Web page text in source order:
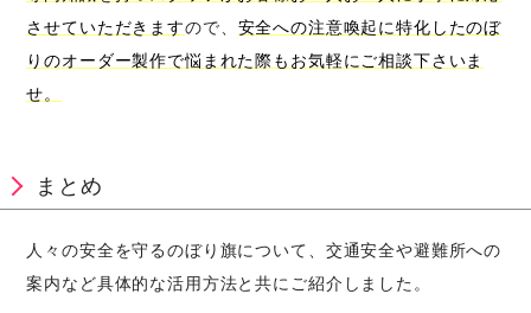
させていただきますので、 安全への注意喚起に特化したのぼ
りのオーダー製作で悩まれた際もお気軽にご相談下さいま
せ。
まとめ
人々の安全を守るのぼり旗について、交通安全や避難所への
案内など具体的な活用方法と共にご紹介しました。